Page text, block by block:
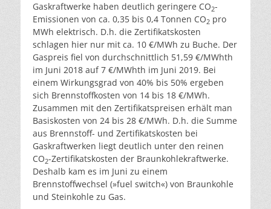
Gaskraftwerke haben deutlich geringere CO2-
Emissionen von ca. 0,35 bis 0,4 Tonnen CO2 pro
MWh elektrisch. D.h. die Zertifikatskosten
schlagen hier nur mit ca. 10 €/MWh zu Buche. Der
Gaspreis fiel von durchschnittlich 51,59 €/MWhth
im Juni 2018 auf 7 €/MWhth im Juni 2019. Bei
einem Wirkungsgrad von 40% bis 50% ergeben
sich Brennstoffkosten von 14 bis 18 €/MWh.
Zusammen mit den Zertifikatspreisen erhält man
Basiskosten von 24 bis 28 €/MWh. D.h. die Summe
aus Brennstoff- und Zertifikatskosten bei
Gaskraftwerken liegt deutlich unter den reinen
CO2-Zertifikatskosten der Braunkohlekraftwerke.
Deshalb kam es im Juni zu einem
Brennstoffwechsel (»fuel switch«) von Braunkohle
und Steinkohle zu Gas.